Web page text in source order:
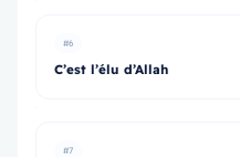
#6
C’est l’élu d’Allah
#7